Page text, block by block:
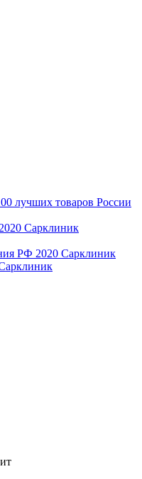
лучших товаров России
Сарклиник
РФ 2020 Сарклиник